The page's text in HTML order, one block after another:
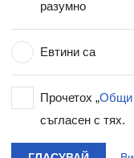
разумно
Евтини са
Прочетох „Общи
съгласен с тях.